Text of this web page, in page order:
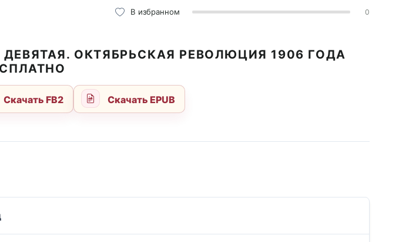
В избранном 0
ОКТЯБРЬСКАЯ РЕВОЛЮЦИЯ 1906 ГОДА
Скачать FB2 Скачать EPUB